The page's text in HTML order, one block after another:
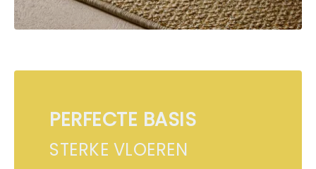
PERFECTE BASIS
STERKE VLOEREN